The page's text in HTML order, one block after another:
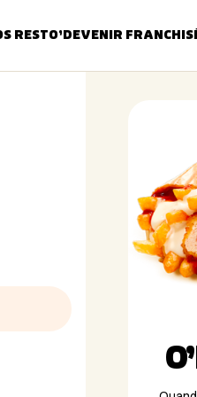
Trouve
RESTO’DEVENIR